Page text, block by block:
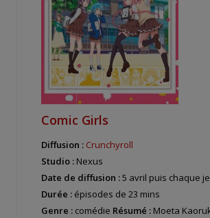
Comic Girls
Diffusion : Crunchyroll
Studio : Nexus
Date de diffusion :5 avril puis chaque
Durée : épisodes de 23 mins
Genre : comédie Résumé : Moeta